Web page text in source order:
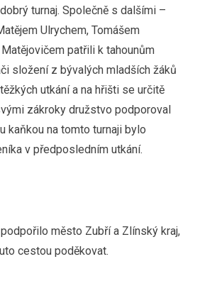
turnaj. Společně s dalšími –
Ulrychem, Tomášem
patřili k tahounům
složení z bývalých mladších žáků
utkání a na hřišti se určitě
zákroky družstvo podporoval
kaňkou na tomto turnaji bylo
v předposledním utkání.
město Zubří a Zlínský kraj,
cestou poděkovat.